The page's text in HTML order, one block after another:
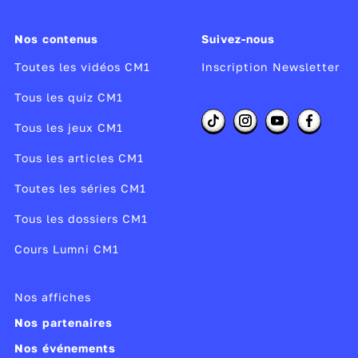
Nos contenus
Toutes les vidéos CM1
Tous les quiz CM1
Tous les jeux CM1
Tous les articles CM1
Toutes les séries CM1
Tous les dossiers CM1
Cours Lumni CM1
Suivez-nous
Inscription Newsletter
Nos affiches
Nos partenaires
Nos événements